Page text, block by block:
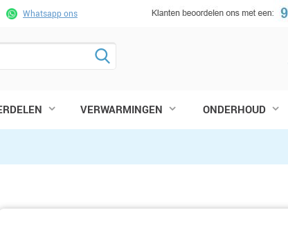
Whatsapp ons
VERWARMINGEN ONDERHOUD